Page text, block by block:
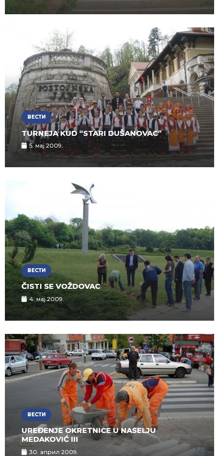
ВЕСТИ
TURNEJA KUD “STARI DUŠANOVAC”
5. мај 2009.
ВЕСТИ
ČISTI SE VOŽDOVAC
4. мај 2009.
ВЕСТИ
UREĐENJE OKRETNICE U NASELJU
MEDAKOVIĆ III
30. април 2009.